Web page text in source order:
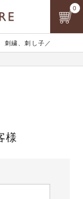
刺繍、刺し子／
0
様